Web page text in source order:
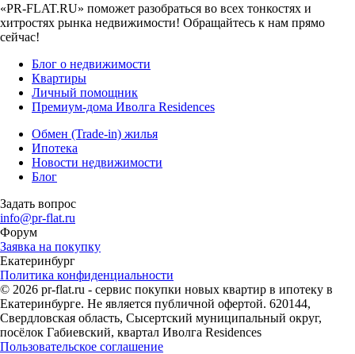
«PR-FLAT.RU» поможет разобраться во всех тонкостях и
хитростях рынка недвижимости! Обращайтесь к нам прямо
сейчас!
Блог о недвижимости
Квартиры
Личный помощник
Премиум-дома Иволга Residences
Обмен (Trade-in) жилья
Ипотека
Новости недвижимости
Блог
Задать вопрос
info@pr-flat.ru
Форум
Заявка на покупку
Екатеринбург
Политика конфиденциальности
© 2026 pr-flat.ru - сервис покупки новых квартир в ипотеку в
Екатеринбурге. Не является публичной офертой. 620144,
Свердловская область, Сысертский муниципальный округ,
посёлок Габиевский, квартал Иволга Residences
Пользовательское соглашение